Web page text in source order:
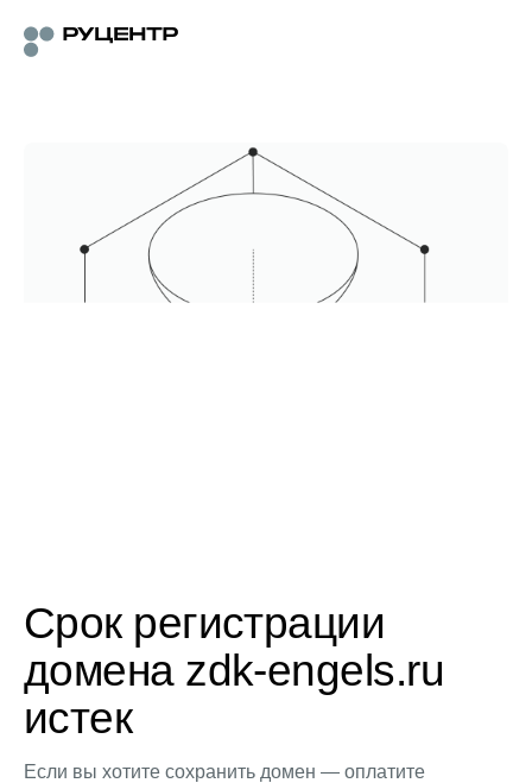
Срок регистрации
домена zdk-engels.ru
истек
Если вы хотите сохранить домен — оплатите